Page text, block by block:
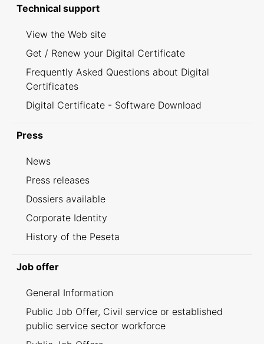
Technical support
View the Web site
Get / Renew your Digital Certificate
Frequently Asked Questions about Digital
Certificates
Digital Certificate - Software Download
Press
News
Press releases
Dossiers available
Corporate Identity
History of the Peseta
Job offer
General Information
Public Job Offer, Civil service or established
public service sector workforce